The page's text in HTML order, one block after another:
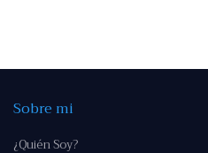
Sobre mi
¿Quién Soy?